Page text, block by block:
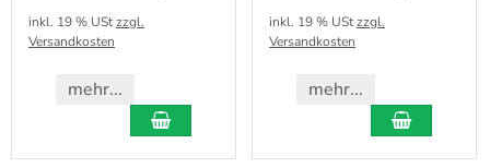
inkl. 19 % UStzzgl.
Versandkosten
mehr...
inkl. 19 % UStzzgl.
Versandkosten
mehr...